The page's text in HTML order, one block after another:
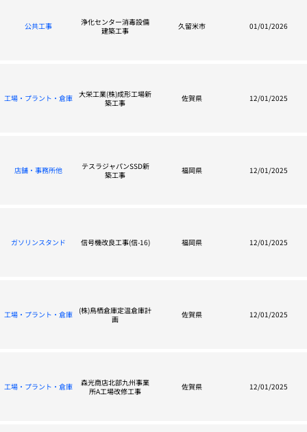
公共工事
浄化センター消毒設備
建築工事
久留米市 01/01/2026
工場・プラント・倉庫 大栄工業(株)成形工場新
築工事
佐賀県 12/01/2025
店舗・事務所他
テスラジャパンSSD新
築工事
福岡県 12/01/2025
ガソリンスタンド 信号機改良工事(信-16) 福岡県 12/01/2025
工場・プラント・倉庫
(株)鳥栖倉庫定温倉庫計
画
佐賀県 12/01/2025
工場・プラント・倉庫
森光商店北部九州事業
所A工場改修工事
佐賀県 12/01/2025